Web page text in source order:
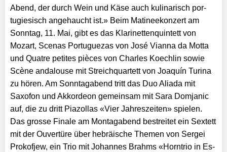
Abend, der durch Wein und Käse auch kulinarisch por­
tugiesisch angehaucht ist.» Beim Matineekonzert am
Sonntag, 11. Mai, gibt es das Klarinettenquintett von
Mozart, Scenas Portuguezas von José Vianna da Motta
und Quatre petites pièces von Charles Koechlin sowie
Scène andalouse mit Streichquartett von Joaquín Turina
zu hören. Am Sonntagabend tritt das Duo Aliada mit
Saxofon und Akkordeon gemeinsam mit Sara Domjanic
auf, die zu dritt Piazollas «Vier Jahreszeiten» spielen.
Das grosse Finale am Montagabend bestreitet ein Sextett
mit der Ouvertüre über hebräische Themen von Sergei
Prokofjew, ein Trio mit Johannes Brahms «Horntrio in Es-